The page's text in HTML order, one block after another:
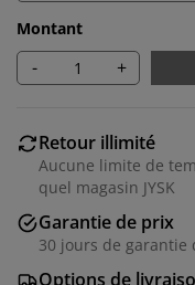
Montant
- +
Retour illimité
Aucune limite de
quel magasin JYSK
Garantie de prix
30 jours de garantie
Options de